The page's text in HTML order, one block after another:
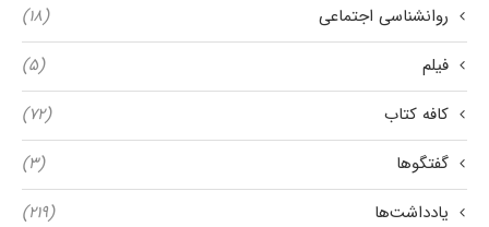
روانشناسی اجتماعی
(۱۸)
فیلم
(۵)
کافه کتاب
(۷۲)
گفتگوها
(۳)
یادداشت‌ها
(۲۱۹)